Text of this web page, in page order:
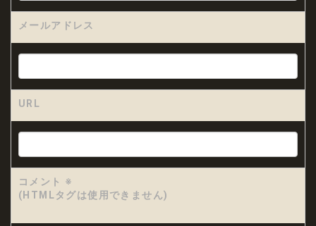
メールアドレス
URL
コメント ※
(HTMLタグは使用できません)